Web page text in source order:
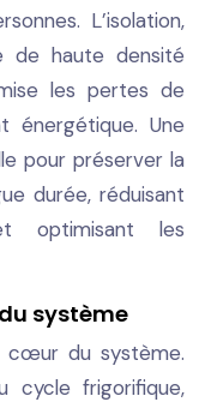
L’isolation,
de haute densité
les pertes de
énergétique. Une
pour préserver la
durée, réduisant
optimisant les
système
cœur du système.
cycle frigorifique,